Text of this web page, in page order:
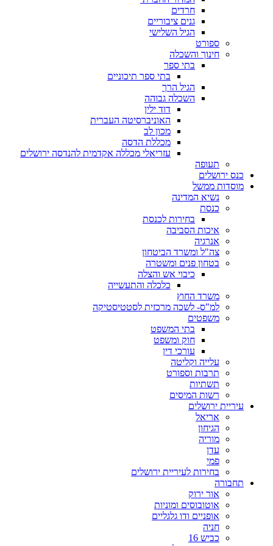
חרדים
גנים ציבוריים
הגיל השלישי
ספורט
חינוך והשכלה
בתי ספר
בתי ספר תיכוניים
הגיל הרך
השכלה גבוהה
דוד ילין
האוניברסיטה העברית
מכון לב
מכללת הדסה
עזריאלי מכללה אקדמית להנדסה ירושלים
תעופה
כנס ירושלים
מוסדות ממשל
נשיא המדינה
כנסת
בחירות לכנסת
איכות הסביבה
אנרגיה
צה"ל ומשרד הביטחון
בטחון פנים ומשטרה
כיבוי אש והצלה
כלכלה והתעשייה
משרד החוץ
למ"ס- לשכה מרכזית לסטטיסטיקה
משפטים
בתי המשפט
חוק ומשפט
עורכי דין
עלייה וקליטה
תרבות וספורט
תשתיות
רשות המיסים
עיריית ירושלים
אריאל
הגיחון
מוריה
עדן
פמי
בחירות לעיריית ירושלים
תחבורה
אור ירוק
אוטובוסים ומוניות
אופניים ודו גלגליים
חניה
כביש 16